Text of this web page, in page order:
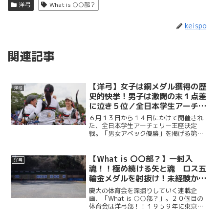
洋弓 What is ○○部？
keispo
関連記事
洋弓
【洋弓】女子は銅メダル獲得の歴
史的快挙！男子は激闘の末１点差
に泣き５位／全日本学生アーチェ
リー王座決定戦
６月１３日から１４日にかけて開催され
た、全日本学生アーチェリー王座決定
戦。「男女アベック優勝」を掲げる第６
１点差で涙を呑み、総合５位。一方、快
進撃を見せた女子は、３位決...
洋弓
【What is 〇〇部？】一射入
魂！！極め続ける矢と魂 ロス五
輪金メダルを射抜け！未経験から
世界を目指す慶應洋弓部の注目新
２年生／File.20 洋弓部（前
編）
慶大の体育会を深掘りしていく連載企
画、「What is ○○部？」。２０個目の
体育会は洋弓部！！１９５９年に東京オ